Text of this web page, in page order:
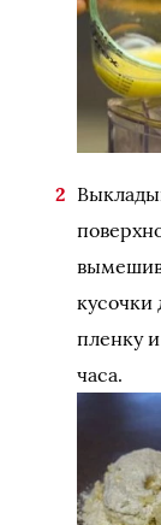
кусочки
пленку
часа.